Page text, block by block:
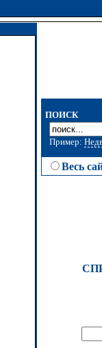
ПОИСК
Пример:
Весь